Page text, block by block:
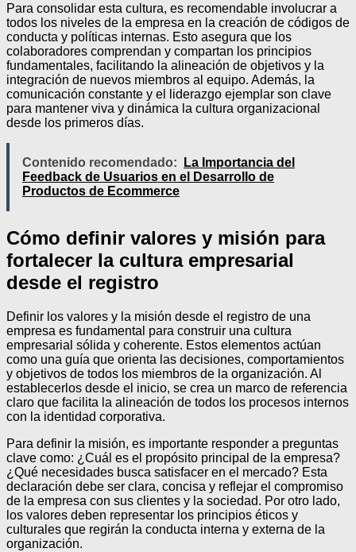
Para consolidar esta cultura, es recomendable involucrar a
todos los niveles de la empresa en la creación de códigos de
conducta y políticas internas. Esto asegura que los
colaboradores comprendan y compartan los principios
fundamentales, facilitando la alineación de objetivos y la
integración de nuevos miembros al equipo. Además, la
comunicación constante y el liderazgo ejemplar son clave
para mantener viva y dinámica la cultura organizacional
desde los primeros días.
Contenido recomendado:
La Importancia del
Feedback de Usuarios en el Desarrollo de
Productos de Ecommerce
Cómo definir valores y misión para
fortalecer la cultura empresarial
desde el registro
Definir los valores y la misión desde el registro de una
empresa es fundamental para construir una cultura
empresarial sólida y coherente. Estos elementos actúan
como una guía que orienta las decisiones, comportamientos
y objetivos de todos los miembros de la organización. Al
establecerlos desde el inicio, se crea un marco de referencia
claro que facilita la alineación de todos los procesos internos
con la identidad corporativa.
Para definir la misión, es importante responder a preguntas
clave como: ¿Cuál es el propósito principal de la empresa?
¿Qué necesidades busca satisfacer en el mercado? Esta
declaración debe ser clara, concisa y reflejar el compromiso
de la empresa con sus clientes y la sociedad. Por otro lado,
los valores deben representar los principios éticos y
culturales que regirán la conducta interna y externa de la
organización.